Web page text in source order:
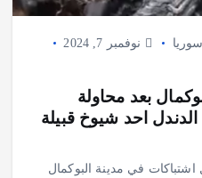
سوريا
نوفمبر 7, 2024
بعد محاولة
احد شيوخ قبيلة
اشتباكات في مدينة البوكمال